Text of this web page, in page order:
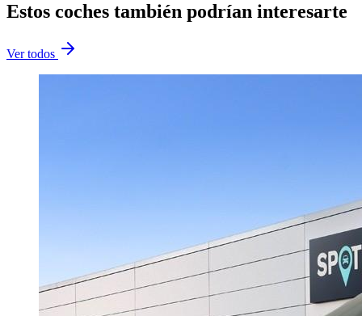
Estos coches también podrían interesarte
Ver todos